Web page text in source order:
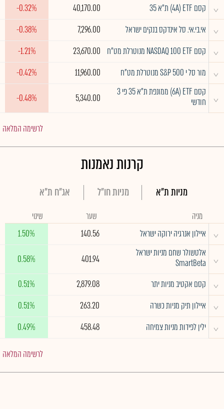
^ קסם 4A) ETF) ת"א 35 40,170.00
-0.32%
^ אי.בי.אי. סל אינדקס בנקים ישראל 7,296.00
-0.38%
^ קסם NASDAQ 100 ETF מנוטרלת מט"ח 23,670.00
-1.21%
^ מור סל י S&P 500 מנוטרלת מט"ח 11,960.00
-0.42%
^
קסם 6A) ETF) ממונפת ת"א 35 פי 3
חודשי
5,340.00
-0.48%
לרשימה המלאה
קרנות נאמנות
מניות ת"א מניות חו"ל אג"ח ת"א
מניה שער שינוי
^ איילון אנרגיה ירוקה ישראל 140.56
1.50%
^
אלטשולר שחם מניות ישראל
SmartBeta
401.94
0.58%
^ קסם אקטיב מניות יתר 2,879.08
0.51%
^ איילון תיק מניות כשרה 263.20
0.51%
^ ילין לפידות מניות צמיחה 458.48
0.49%
לרשימה המלאה